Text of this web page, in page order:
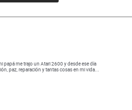
papá me trajo un Atari 2600 y desde ese día
paz, reparación y tantas cosas en mi vida...